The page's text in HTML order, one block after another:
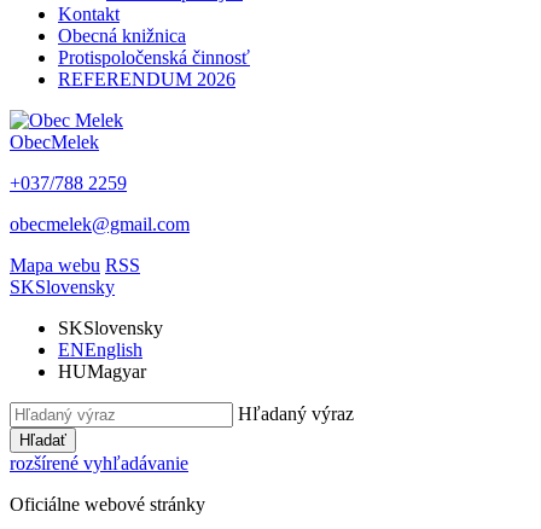
Kontakt
Obecná knižnica
Protispoločenská činnosť
REFERENDUM 2026
ObecMelek
+037/788 2259
obecmelek@gmail.com
Mapa webu RSS
SKSlovensky
SKSlovensky
ENEnglish
HUMagyar
Hľadaný výraz
Hľadať
rozšírené vyhľadávanie
Oficiálne webové stránky